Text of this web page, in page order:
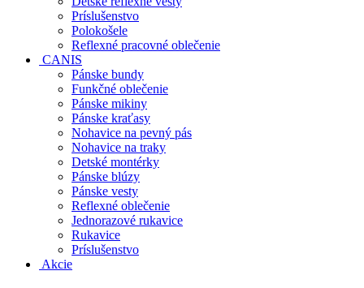
Príslušenstvo
Polokošele
Reflexné pracovné oblečenie
CANIS
Pánske bundy
Funkčné oblečenie
Pánske mikiny
Pánske kraťasy
Nohavice na pevný pás
Nohavice na traky
Detské montérky
Pánske blúzy
Pánske vesty
Reflexné oblečenie
Jednorazové rukavice
Rukavice
Príslušenstvo
Akcie